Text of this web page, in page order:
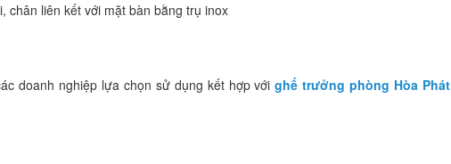
chân liên kết với mặt bàn bằng trụ inox
doanh nghiệp lựa chọn sử dụng kết hợp vớighế trưởng phòng Hòa Phát